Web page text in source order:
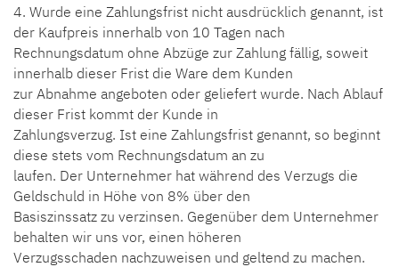
4. Wurde eine Zahlungsfrist nicht ausdrücklich genannt, ist
der Kaufpreis innerhalb von 10 Tagen nach
Rechnungsdatum ohne Abzüge zur Zahlung fällig, soweit
innerhalb dieser Frist die Ware dem Kunden
zur Abnahme angeboten oder geliefert wurde. Nach Ablauf
dieser Frist kommt der Kunde in
Zahlungsverzug. Ist eine Zahlungsfrist genannt, so beginnt
diese stets vom Rechnungsdatum an zu
laufen. Der Unternehmer hat während des Verzugs die
Geldschuld in Höhe von 8% über den
Basiszinssatz zu verzinsen. Gegenüber dem Unternehmer
behalten wir uns vor, einen höheren
Verzugsschaden nachzuweisen und geltend zu machen.